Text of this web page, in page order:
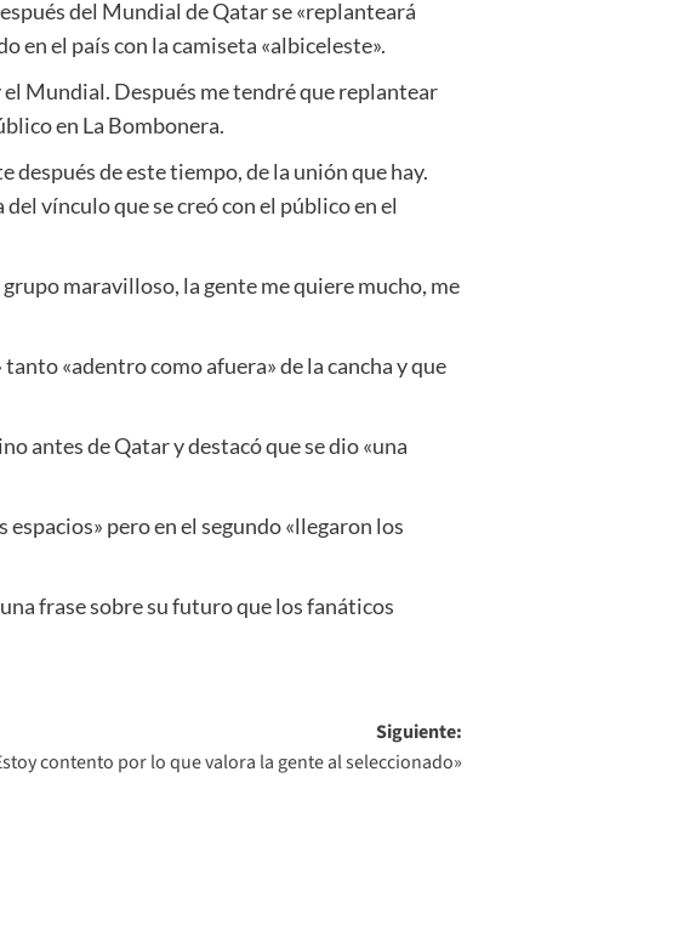
del Mundial de Qatar se «replanteará
en el país con la camiseta «albiceleste».
Mundial. Después me tendré que replantear
en La Bombonera.
después de este tiempo, de la unión que hay.
vínculo que se creó con el público en el
maravilloso, la gente me quiere mucho, me
«adentro como afuera» de la cancha y que
antes de Qatar y destacó que se dio «una
pero en el segundo «llegaron los
frase sobre su futuro que los fanáticos
Siguiente:
contento por lo que valora la gente al seleccionado»